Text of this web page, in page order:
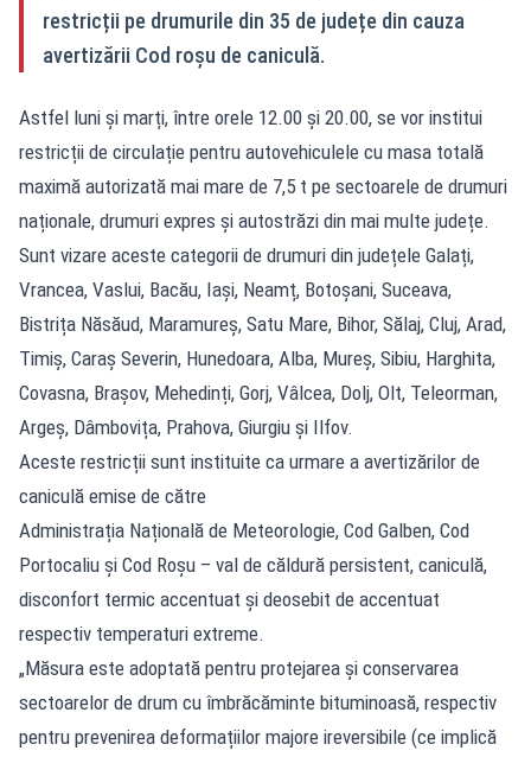
restricții pe drumurile din 35 de județe din cauza
avertizării Cod roșu de caniculă.
Astfel luni și marți, între orele 12.00 și 20.00, se vor institui
restricții de circulație pentru autovehiculele cu masa totală
maximă autorizată mai mare de 7,5 t pe sectoarele de drumuri
naționale, drumuri expres și autostrăzi din mai multe județe.
Sunt vizare aceste categorii de drumuri din județele Galați,
Vrancea, Vaslui, Bacău, Iași, Neamț, Botoșani, Suceava,
Bistrița Năsăud, Maramureș, Satu Mare, Bihor, Sălaj, Cluj, Arad,
Timiș, Caraș Severin, Hunedoara, Alba, Mureș, Sibiu, Harghita,
Covasna, Brașov, Mehedinți, Gorj, Vâlcea, Dolj, Olt, Teleorman,
Argeș, Dâmbovița, Prahova, Giurgiu și Ilfov.
Aceste restricții sunt instituite ca urmare a avertizărilor de
caniculă emise de către
Administrația Națională de Meteorologie, Cod Galben, Cod
Portocaliu și Cod Roșu – val de căldură persistent, caniculă,
disconfort termic accentuat și deosebit de accentuat
respectiv temperaturi extreme.
„Măsura este adoptată pentru protejarea și conservarea
sectoarelor de drum cu îmbrăcăminte bituminoasă, respectiv
pentru prevenirea deformațiilor majore ireversibile (ce implică